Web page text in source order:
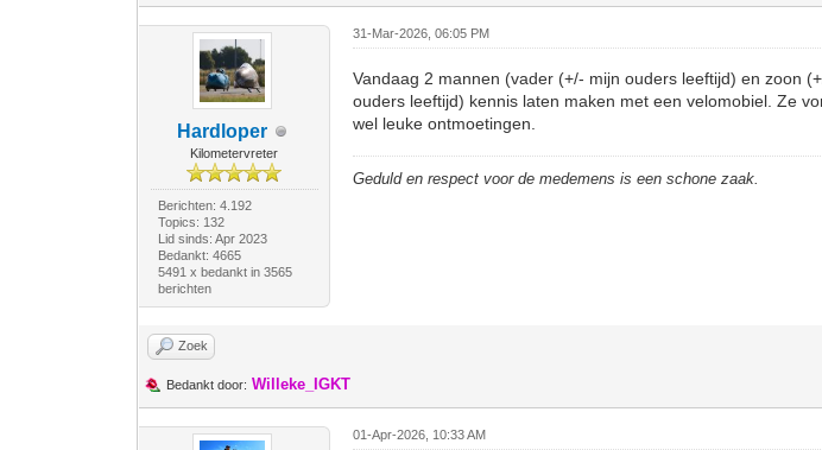
Hardloper
Kilometervreter
Berichten: 4.192
Topics: 132
Lid sinds: Apr 2023
Bedankt: 4665
5491 x bedankt in 3565
berichten
31-Mar-2026, 06:05 PM
Vandaag 2 mannen (vader (+/- mijn ouders leeftijd) en zoon
ouders leeftijd) kennis laten maken met een velomobiel. Ze
wel leuke ontmoetingen.
Geduld en respect voor de medemens is een schone zaak.
Zoek
Bedankt door: Willeke_IGKT
01-Apr-2026, 10:33 AM